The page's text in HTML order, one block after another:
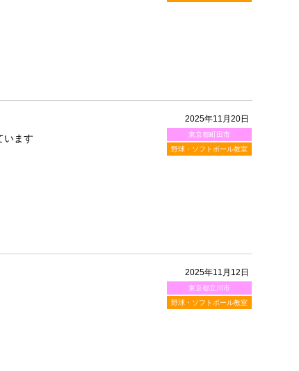
2025年11月20日
東京都町田市
野球・ソフトボール教室
います
2025年11月12日
東京都立川市
野球・ソフトボール教室